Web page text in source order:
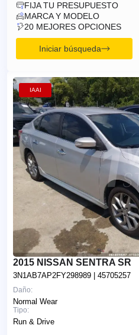
FIJA TU PRESUPUESTO
MARCA Y MODELO
20 MEJORES OPCIONES
Iniciar búsqueda
IAAI
2015 NISSAN SENTRA SR
3N1AB7AP2FY298989 | 45705257
Daño:
Normal Wear
Tipo:
Run & Drive